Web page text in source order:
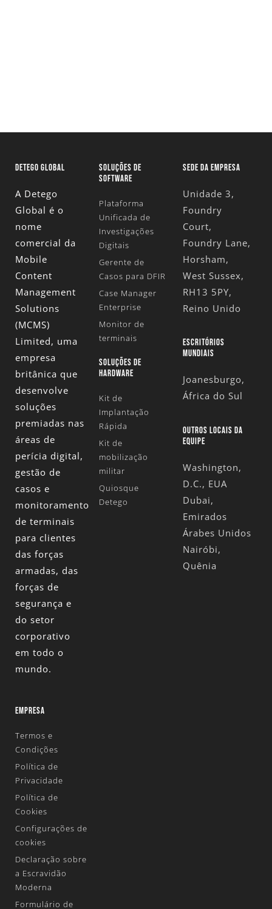
DETEGO GLOBAL
A Detego
Global é o
nome
comercial da
Mobile
Content
Management
Solutions
(MCMS)
Limited, uma
empresa
britânica que
desenvolve
soluções
premiadas nas
áreas de
perícia digital,
gestão de
casos e
monitoramento
de terminais
para clientes
das forças
armadas, das
forças de
segurança e
do setor
corporativo
em todo o
mundo.
SOLUÇÕES DE
SOFTWARE
Plataforma
Unificada de
Investigações
Digitais
Gerente de
Casos para DFIR
Case Manager
Enterprise
Monitor de
terminais
SOLUÇÕES DE
HARDWARE
Kit de
Implantação
Rápida
Kit de
mobilização
militar
Quiosque
Detego
SEDE DA EMPRESA
Unidade 3,
Foundry
Court,
Foundry Lane,
Horsham,
West Sussex,
RH13 5PY,
Reino Unido
ESCRITÓRIOS
MUNDIAIS
Joanesburgo,
África do Sul
OUTROS LOCAIS DA
EQUIPE
Washington,
D.C., EUA
Dubai,
Emirados
Árabes Unidos
Nairóbi,
Quênia
EMPRESA
Termos e
Condições
Política de
Privacidade
Política de
Cookies
Configurações de
cookies
Declaração sobre
a Escravidão
Moderna
Formulário de